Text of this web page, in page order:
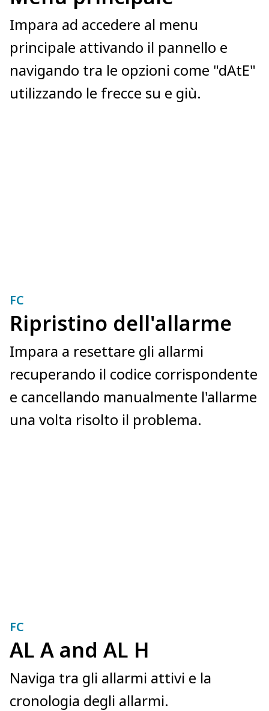
Impara ad accedere al menu
principale attivando il pannello e
navigando tra le opzioni come "dAtE"
utilizzando le frecce su e giù.
Ripristino dell'allarme
FC
Impara a resettare gli allarmi
recuperando il codice corrispondente
e cancellando manualmente l'allarme
una volta risolto il problema.
AL A and AL H
FC
Naviga tra gli allarmi attivi e la
cronologia degli allarmi.